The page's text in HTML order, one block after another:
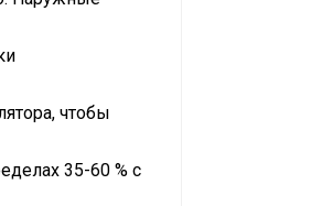
чтобы
35-60 % с